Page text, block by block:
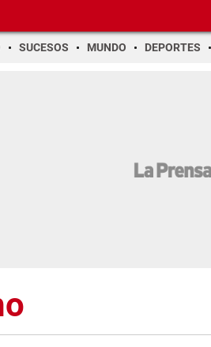
SUCESOS MUNDO DEPORTES